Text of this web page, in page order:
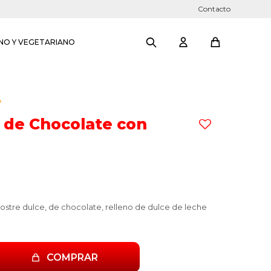
Y VEGETARIANO
Contacto
Chocolate con
dulce, de chocolate, relleno de dulce de leche
COMPRAR